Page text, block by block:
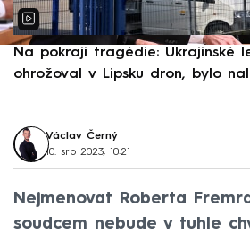
Na pokraji tragédie: Ukrajinské
ohrožoval v Lipsku dron, bylo
Václav Černý
10. srp 2023, 10:21
Nejmenovat Roberta
soudcem nebude v tuhle